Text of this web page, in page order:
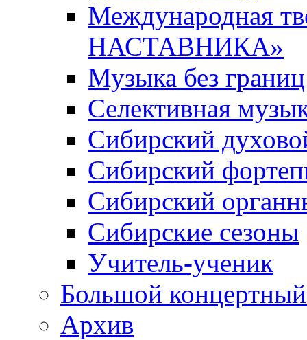
Международная
НАСТАВНИКА»
Музыка без границ
Селективная
Сибирский
Сибирский
Сибирский
Сибирские сезоны
Учитель-ученик
Большой концертный
Архив